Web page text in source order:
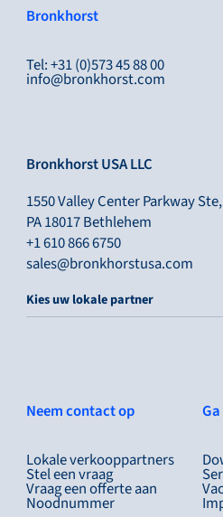
Bronkhorst
Tel: +31 (0)573 45 88 00
info@bronkhorst.com
Bronkhorst USA LLC
1550 Valley Center Parkway
PA 18017 Bethlehem
+1 610 866 6750
sales@bronkhorstusa.com
Kies uw lokale partner
Neem contact op
Lokale verkooppartners
Stel een vraag
Vraag een offerte aan
Noodnummer